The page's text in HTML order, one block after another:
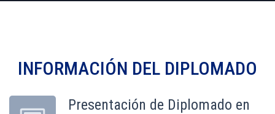
INFORMACIÓN DEL DIPLOMADO
Presentación de Diplomado en